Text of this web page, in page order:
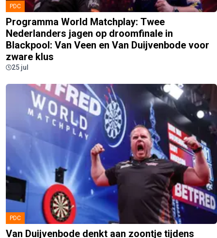
PDC
Programma World Matchplay: Twee
Nederlanders jagen op droomfinale in
Blackpool: Van Veen en Van Duijvenbode voor
zware klus
25 jul
PDC
Van Duijvenbode denkt aan zoontje tijdens